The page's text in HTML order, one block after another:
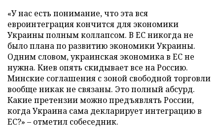
«У нас есть понимание, что эта вся
евроинтеграция кончится для экономики
Украины полным коллапсом. В ЕС никогда не
было плана по развитию экономики Украины.
Одним словом, украинская экономика в ЕС не
нужна. Киев опять скидывает все на Россию.
Минские соглашения с зоной свободной торговли
вообще никак не связаны. Это полный абсурд.
Какие претензии можно предъявлять России,
когда Украина сама декларирует интеграцию в
ЕС?» – отметил собеседник.